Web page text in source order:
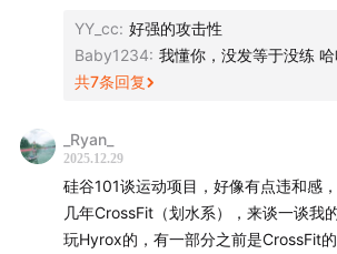
我们很好奇，一个对普通人来说并不算
是如何引爆全球的，也想去看看，当AI
的沉浸式线下活动，满足了人们的哪些需
【主播】
麻花，硅谷101特约研究员
YY_cc: 好强的攻击性
Baby1234: 我懂你，没发等于没练 哈
共7条回复
_Ryan_
2025.12.29
硅谷101谈运动项目，好像有点违和
几年CrossFit（划水系），来谈一谈我
玩Hyrox的，有一部分之前是CrossFit